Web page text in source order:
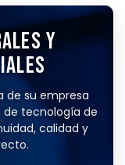
Y
de su empresa
tecnología de
calidad y